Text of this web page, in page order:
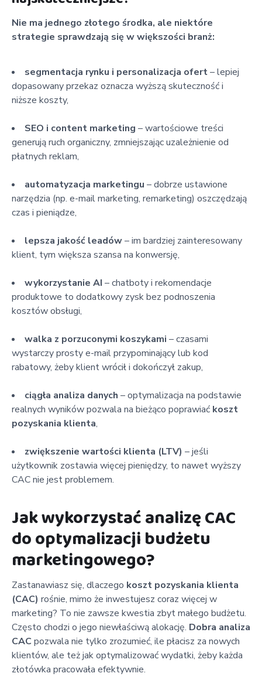
Nie ma jednego złotego środka, ale niektóre
strategie sprawdzają się w większości branż:
segmentacja rynku i personalizacja ofert– lepiej
dopasowany przekaz oznacza wyższą skuteczność i
niższe koszty,
SEO i content marketing – wartościowe treści
generują ruch organiczny, zmniejszając uzależnienie od
płatnych reklam,
automatyzacja marketingu – dobrze ustawione
narzędzia (np. e-mail marketing, remarketing) oszczędzają
czas i pieniądze,
lepsza jakość leadów– im bardziej zainteresowany
klient, tym większa szansa na konwersję,
wykorzystanie AI – chatboty i rekomendacje
produktowe to dodatkowy zysk bez podnoszenia
kosztów obsługi,
walka z porzuconymi koszykami – czasami
wystarczy prosty e-mail przypominający lub kod
rabatowy, żeby klient wrócił i dokończył zakup,
ciągła analiza danych – optymalizacja na podstawie
realnych wyników pozwala na bieżąco poprawiać koszt
pozyskania klienta,
zwiększenie wartości klienta (LTV) – jeśli
użytkownik zostawia więcej pieniędzy, to nawet wyższy
CAC nie jest problemem.
Jak wykorzystać analizę CAC
do optymalizacji budżetu
marketingowego?
Zastanawiasz się, dlaczego koszt pozyskania klienta
(CAC) rośnie, mimo że inwestujesz coraz więcej w
marketing? To nie zawsze kwestia zbyt małego budżetu.
Często chodzi o jego niewłaściwą alokację. Dobra analiza
CAC pozwala nie tylko zrozumieć, ile płacisz za nowych
klientów, ale też jak optymalizować wydatki, żeby każda
złotówka pracowała efektywnie.